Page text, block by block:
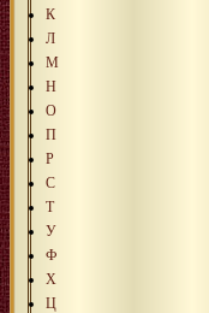
К
Л
М
Н
О
П
Р
С
Т
У
Ф
Х
Ц